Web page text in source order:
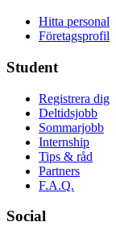
Hitta personal
Företagsprofil
Student
Registrera dig
Deltidsjobb
Sommarjobb
Internship
Tips & råd
Partners
F.A.Q.
Social